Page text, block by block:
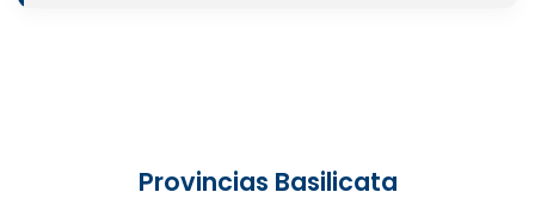
Provincias Basilicata